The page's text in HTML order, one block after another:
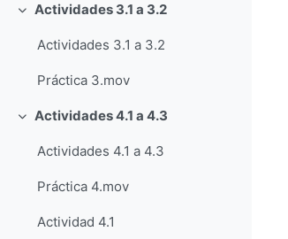
Colapsar
Actividades 3.1 a 3.2
Actividades 3.1 a 3.2
Práctica 3.mov
Colapsar
Actividades 4.1 a 4.3
Actividades 4.1 a 4.3
Práctica 4.mov
Actividad 4.1